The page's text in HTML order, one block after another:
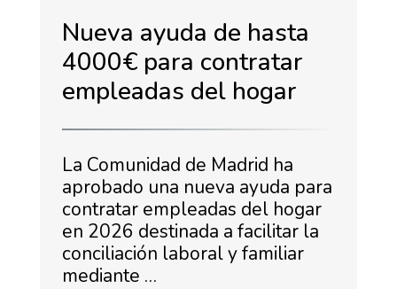
Nueva ayuda de hasta
4000€ para contratar
empleadas del hogar
La Comunidad de Madrid ha
aprobado una nueva ayuda para
contratar empleadas del hogar
en 2026 destinada a facilitar la
conciliación laboral y familiar
mediante …